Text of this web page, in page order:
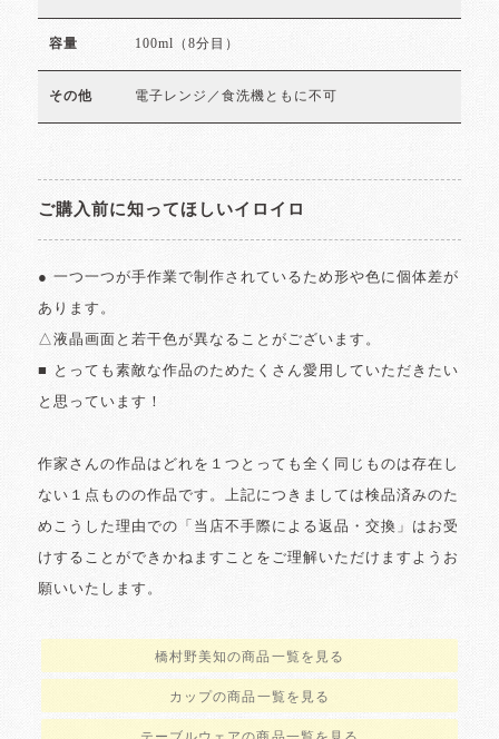
容量 100ml（8分目）
その他 電子レンジ／食洗機ともに不可
ご購入前に知ってほしいイロイロ
● 一つ一つが手作業で制作されているため形や色に個体差が
あります。
△液晶画面と若干色が異なることがございます。
■ とっても素敵な作品のためたくさん愛用していただきたい
と思っています！
作家さんの作品はどれを１つとっても全く同じものは存在し
ない１点ものの作品です。上記につきましては検品済みのた
めこうした理由での「当店不手際による返品・交換」はお受
けすることができかねますことをご理解いただけますようお
願いいたします。
橋村野美知の商品一覧を見る
カップの商品一覧を見る